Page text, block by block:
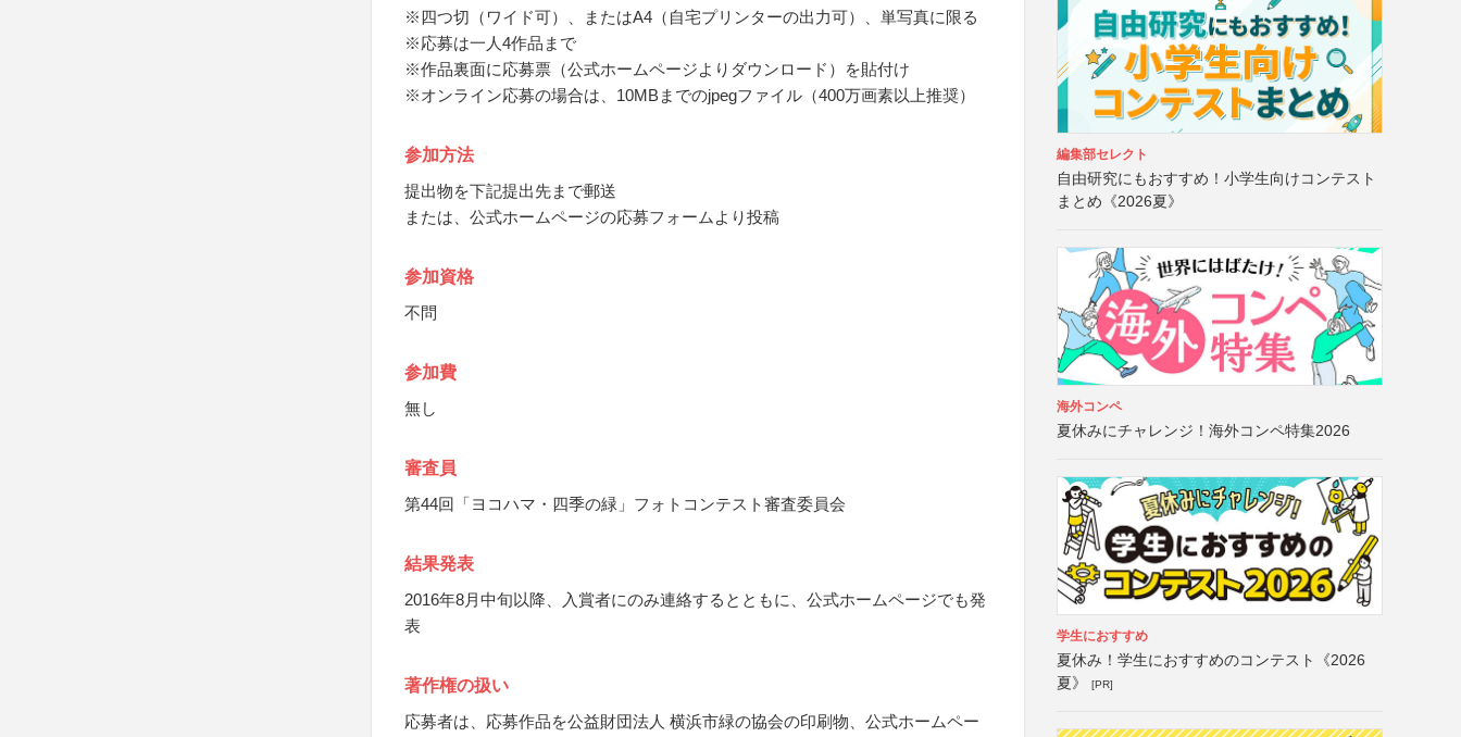
※四つ切（ワイド可）、またはA4（自宅プリンターの出力可）、単写真に限る
※応募は一人4作品まで
※作品裏面に応募票（公式ホームページよりダウンロード）を貼付け
※オンライン応募の場合は、10MBまでのjpegファイル（400万画素以上推奨）
参加方法
提出物を下記提出先まで郵送
または、公式ホームページの応募フォームより投稿
参加資格
不問
参加費
無し
審査員
第44回「ヨコハマ・四季の緑」フォトコンテスト審査委員会
結果発表
2016年8月中旬以降、入賞者にのみ連絡するとともに、公式ホームページでも発
表
著作権の扱い
応募者は、応募作品を公益財団法人 横浜市緑の協会の印刷物、公式ホームペー
編集部セレクト
自由研究にもおすすめ！小学生向けコンテスト
まとめ《2026夏》
海外コンペ
夏休みにチャレンジ！海外コンペ特集2026
学生におすすめ
夏休み！学生におすすめのコンテスト《2026
夏》
[PR]